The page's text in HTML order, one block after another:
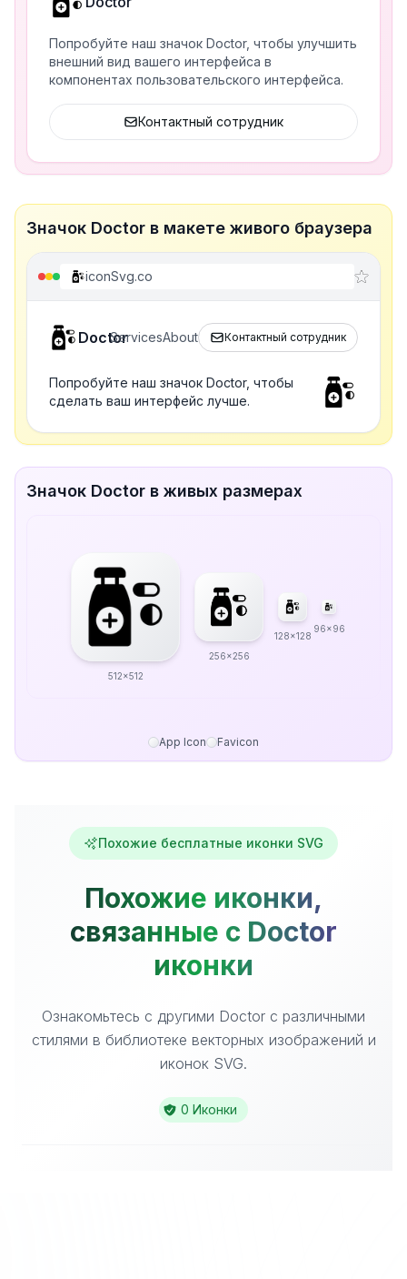
Попробуйте наш значок Doctor, чтобы улучшить
внешний вид вашего интерфейса в
компонентах пользовательского интерфейса.
Контактный сотрудник
Значок Doctor в макете живого браузера
iconSvg.co
DoctorServicesAbout Контактный сотрудник
Попробуйте наш значок Doctor, чтобы
сделать ваш интерфейс лучше.
Значок Doctor в живых размерах
512x512
256x256
128x128
96x96
App Icon Favicon
Похожие бесплатные иконки SVG
Похожие иконки,
связанные с Doctor
иконки
Ознакомьтесь с другими Doctor с различными
стилями в библиотеке векторных изображений и
иконок SVG.
0 Иконки